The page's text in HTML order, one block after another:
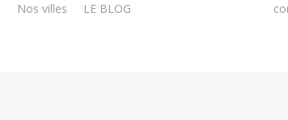
Nos villes LE BLOG